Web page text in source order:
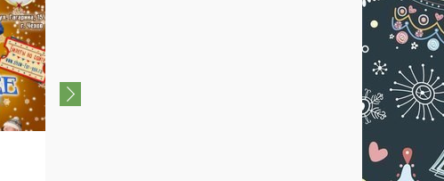
Новогодний квест для
4-10 лет «Новый год в
зазеркалье»